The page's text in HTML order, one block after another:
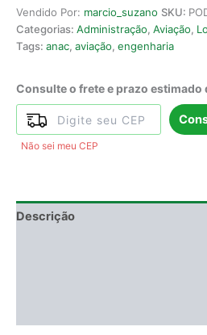
Vendido Por: marcio_suzano SKU:
Categorias: Administração, Aviação,
Tags: anac, aviação, engenharia
Consulte o frete e prazo estimado
Não sei meu CEP
Descrição